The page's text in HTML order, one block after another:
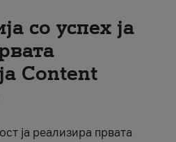
со успех ја
Content
ја реализира првата